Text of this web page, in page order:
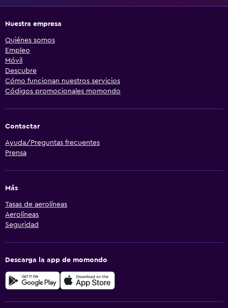
Nuestra empresa
Quiénes somos
Empleo
Móvil
Descubre
Cómo funcionan nuestros servicios
Códigos promocionales momondo
Contactar
Ayuda/Preguntas frecuentes
Prensa
Más
Tasas de aerolíneas
Aerolíneas
Seguridad
Descarga la app de momondo